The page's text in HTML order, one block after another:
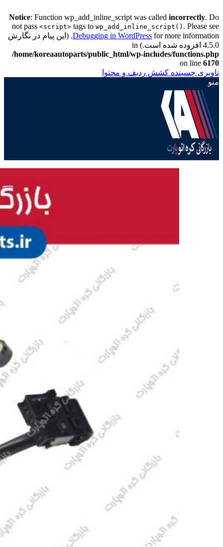
Notice: Function wp_add_inline_script was called incorrectly. Do
not pass <script> tags to wp_add_inline_script() . Please see
Debugging in WordPressfor more information. (این پیام در نگارش
4.5.0 افزوده شده است.) in
/home/koreaautoparts/public_html/wp-includes/functions.php
on line 6170
ناوبری چسبنده کشش ردیف و محتوا
منو